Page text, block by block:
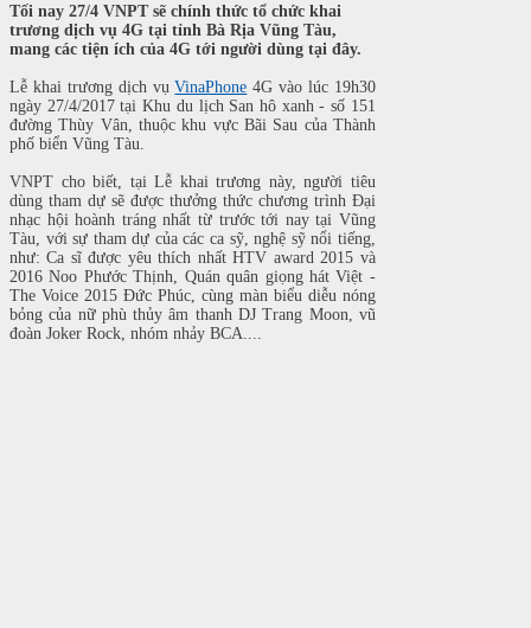
Tối nay 27/4 VNPT sẽ chính thức tổ chức khai
trương dịch vụ 4G tại tỉnh Bà Rịa Vũng Tàu,
mang các tiện ích của 4G tới người dùng tại đây.
Lễ khai trương dịch vụVinaPhone 4G vào lúc 19h30
ngày 27/4/2017 tại Khu du lịch San hô xanh - số 151
đường Thùy Vân, thuộc khu vực Bãi Sau của Thành
phố biển Vũng Tàu.
VNPT cho biết, tại Lễ khai trương này, người tiêu
dùng tham dự sẽ được thưởng thức chương trình Đại
nhạc hội hoành tráng nhất từ trước tới nay tại Vũng
Tàu, với sự tham dự của các ca sỹ, nghệ sỹ nổi tiếng,
như: Ca sĩ được yêu thích nhất HTV award 2015 và
2016 Noo Phước Thịnh, Quán quân giọng hát Việt -
The Voice 2015 Đức Phúc, cùng màn biểu diễu nóng
bỏng của nữ phù thủy âm thanh DJ Trang Moon, vũ
đoàn Joker Rock, nhóm nhảy BCA....